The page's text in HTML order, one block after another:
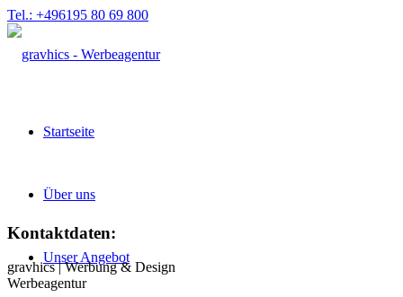
Tel.: +496195 80 69 800
Startseite
Über uns
Unser Angebot
Kontaktdaten:
gravhics | Werbung & Design
Werbeagentur